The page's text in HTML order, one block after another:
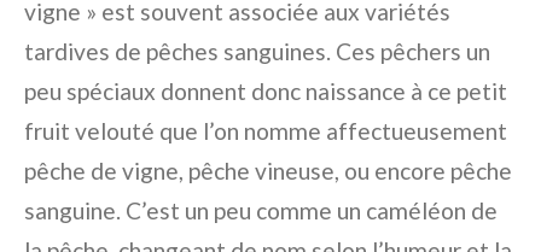
vigne » est souvent associée aux variétés
tardives de pêches sanguines. Ces pêchers un
peu spéciaux donnent donc naissance à ce petit
fruit velouté que l’on nomme affectueusement
pêche de vigne, pêche vineuse, ou encore pêche
sanguine. C’est un peu comme un caméléon de